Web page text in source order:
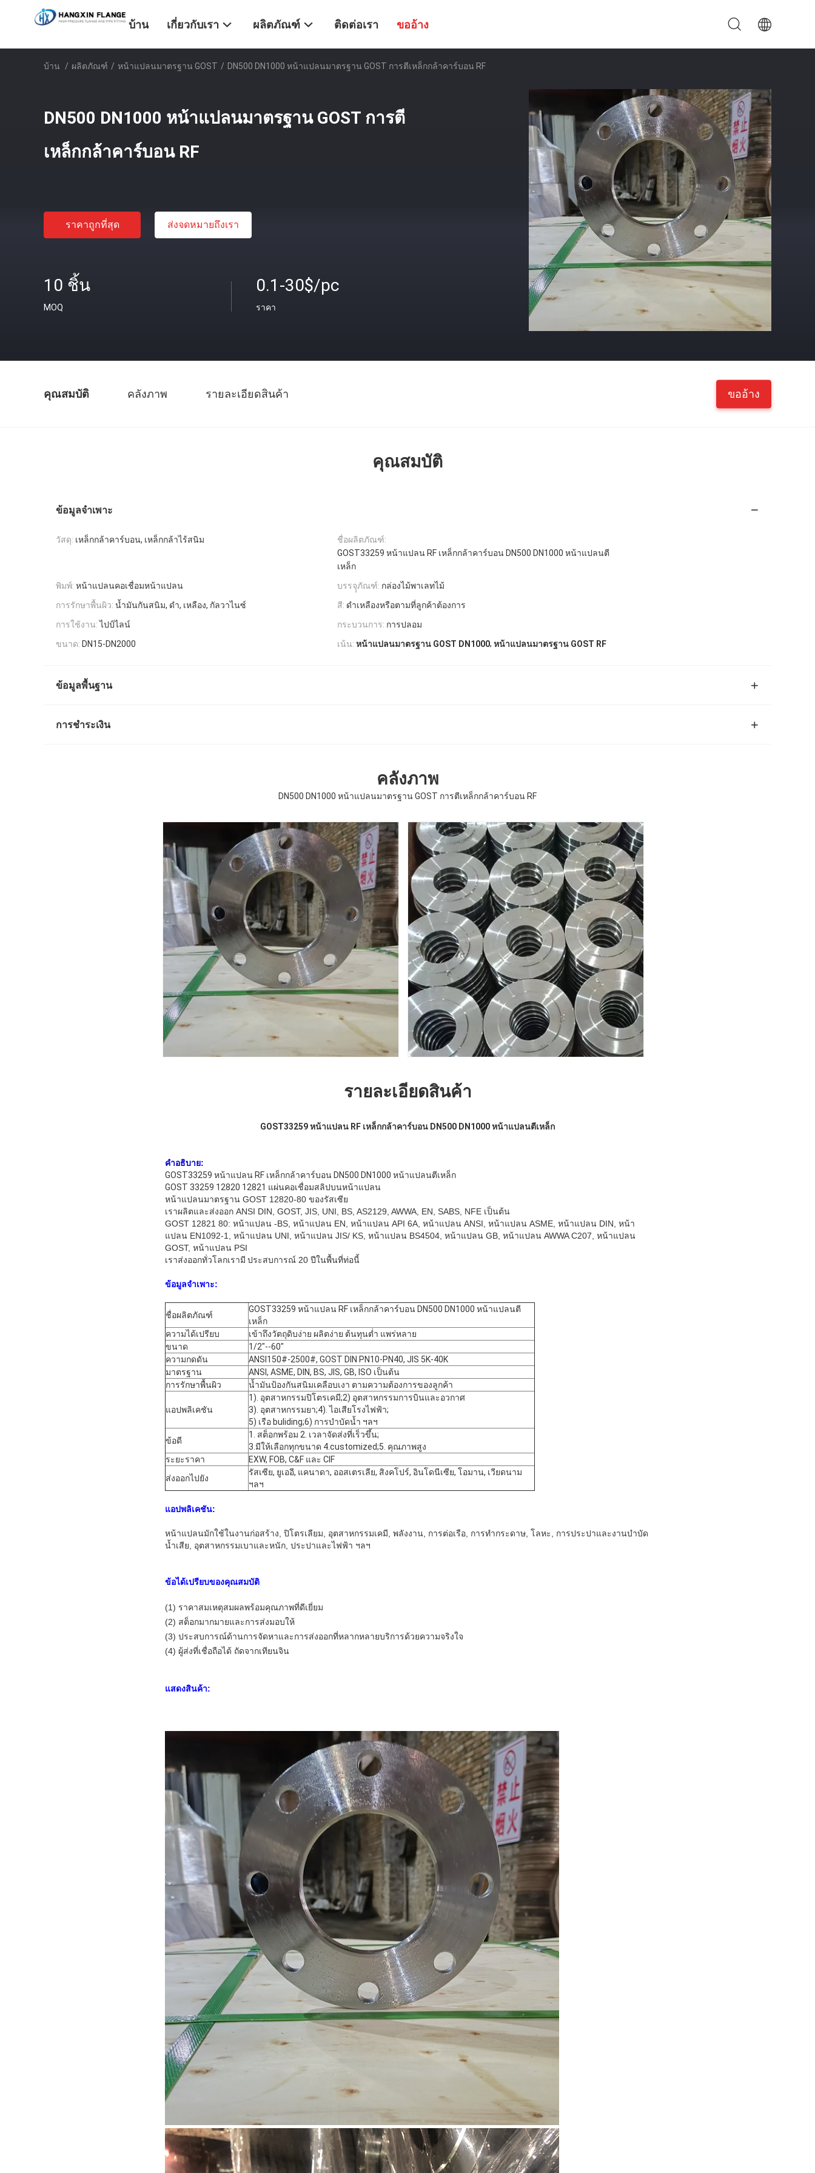
ฝากข้อความ เราจะโทรกลับหาคุณเร็ว ๆ นี้!
เสนอ
บ้าน เกี่ยวกับเรา ผลิตภัณฑ์ ติดต่อเรา ขออ้าง
บ้าน / ผลิตภัณฑ์ / หน้าแปลนมาตรฐาน GOST / DN500 DN1000 หน้าแปลนมาตรฐาน GOST การตีเหล็กกล้าคาร์บอน RF
DN500 DN1000 หน้าแปลนมาตรฐาน GOST การตี
เหล็กกล้าคาร์บอน RF
ราคาถูกที่สุด ส่งจดหมายถึงเรา
10 ชิ้น
MOQ
0.1-30$/pc
ราคา
คุณสมบัติ คลังภาพ รายละเอียดสินค้า ขออ้าง
คุณสมบัติ
ข้อมูลจำเพาะ
วัสดุ: เหล็กกล้าคาร์บอน, เหล็กกล้าไร้สนิม
ชื่อผลิตภัณฑ์:
GOST33259 หน้าแปลน RF เหล็กกล้าคาร์บอน DN500 DN1000 หน้าแปลนตี
เหล็ก
พิมพ์: หน้าแปลนคอเชื่อมหน้าแปลน บรรจุุภัณฑ์: กล่องไม้พาเลทไม้
การรักษาพื้นผิว: น้ำมันกันสนิม, ดำ, เหลือง, กัลวาไนซ์ สี: ดำเหลืองหรือตามที่ลูกค้าต้องการ
การใช้งาน: ไปป์ไลน์ กระบวนการ: การปลอม
ขนาด: DN15-DN2000 เน้น: หน้าแปลนมาตรฐาน GOST DN1000, หน้าแปลนมาตรฐาน GOST RF
ข้อมูลพื้นฐาน
การชำระเงิน
คลังภาพ
DN500 DN1000 หน้าแปลนมาตรฐาน GOST การตีเหล็กกล้าคาร์บอน RF
รายละเอียดสินค้า
GOST33259 หน้าแปลน RF เหล็กกล้าคาร์บอน DN500 DN1000 หน้าแปลนตีเหล็ก
คำอธิบาย:
GOST33259 หน้าแปลน RF เหล็กกล้าคาร์บอน DN500 DN1000 หน้าแปลนตีเหล็ก
GOST 33259 12820 12821 แผ่นคอเชื่อมสลิปบนหน้าแปลน
หน้าแปลนมาตรฐาน GOST 12820-80 ของรัสเซีย
เราผลิตและส่งออก ANSI DIN, GOST, JIS, UNI, BS, AS2129, AWWA, EN, SABS, NFE เป็นต้น
GOST 12821 80: หน้าแปลน -BS, หน้าแปลน EN, หน้าแปลน API 6A, หน้าแปลน ANSI, หน้าแปลน ASME, หน้าแปลน DIN, หน้า
แปลน EN1092-1, หน้าแปลน UNI, หน้าแปลน JIS/ KS, หน้าแปลน BS4504, หน้าแปลน GB, หน้าแปลน AWWA C207, หน้าแปลน
GOST, หน้าแปลน PSI
เราส่งออกทั่วโลกเรามี ประสบการณ์ 20 ปีในพื้นที่ท่อนี้
ข้อมูลจำเพาะ:
ชื่อผลิตภัณฑ์
GOST33259 หน้าแปลน RF เหล็กกล้าคาร์บอน DN500 DN1000 หน้าแปลนตี
เหล็ก
ความได้เปรียบ
เข้าถึงวัตถุดิบง่าย ผลิตง่าย ต้นทุนต่ำ แพร่หลาย
ขนาด
1/2"--60"
ความกดดัน
ANSI150#-2500#, GOST DIN PN10-PN40, JIS 5K-40K
มาตรฐาน
ANSI, ASME, DIN, BS, JIS, GB, ISO เป็นต้น
การรักษาพื้นผิว
น้ำมันป้องกันสนิมเคลือบเงา ตามความต้องการของลูกค้า
แอปพลิเคชัน
1). อุตสาหกรรมปิโตรเคมี;2) อุตสาหกรรมการบินและอวกาศ
3). อุตสาหกรรมยา;4). ไอเสียโรงไฟฟ้า;
5) เรือ buliding;6) การบำบัดน้ำ ฯลฯ
ข้อดี
1. สต็อกพร้อม 2. เวลาจัดส่งที่เร็วขึ้น;
3.มีให้เลือกทุกขนาด 4.customized;5. คุณภาพสูง
ระยะราคา
EXW, FOB, C&F และ CIF
ส่งออกไปยัง
รัสเซีย, ยูเออี, แคนาดา, ออสเตรเลีย, สิงคโปร์, อินโดนีเซีย, โอมาน, เวียดนาม
ฯลฯ
แอปพลิเคชัน:
หน้าแปลนมักใช้ในงานก่อสร้าง, ปิโตรเลียม, อุตสาหกรรมเคมี, พลังงาน, การต่อเรือ, การทำกระดาษ, โลหะ, การประปาและงานบำบัด
น้ำเสีย, อุตสาหกรรมเบาและหนัก, ประปาและไฟฟ้า ฯลฯ
ข้อได้เปรียบของคุณสมบัติ
(1) ราคาสมเหตุสมผลพร้อมคุณภาพที่ดีเยี่ยม
(2) สต็อกมากมายและการส่งมอบให้
(3) ประสบการณ์ด้านการจัดหาและการส่งออกที่หลากหลายบริการด้วยความจริงใจ
(4) ผู้ส่งที่เชื่อถือได้ ถัดจากเทียนจิน
แสดงสินค้า: